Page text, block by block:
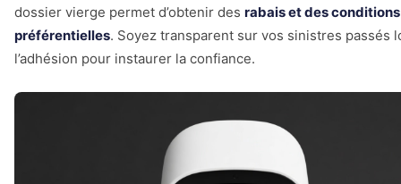
dossier vierge permet d’obtenir des rabais et des conditions
préférentielles. Soyez transparent sur vos sinistres passés
l’adhésion pour instaurer la confiance.